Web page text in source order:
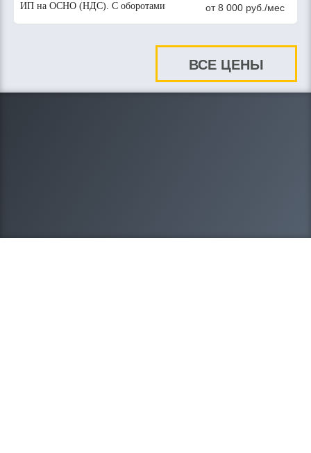
ИП на ОСНО (НДС). С оборотами от 8 000 руб./мес
ВСЕ ЦЕНЫ